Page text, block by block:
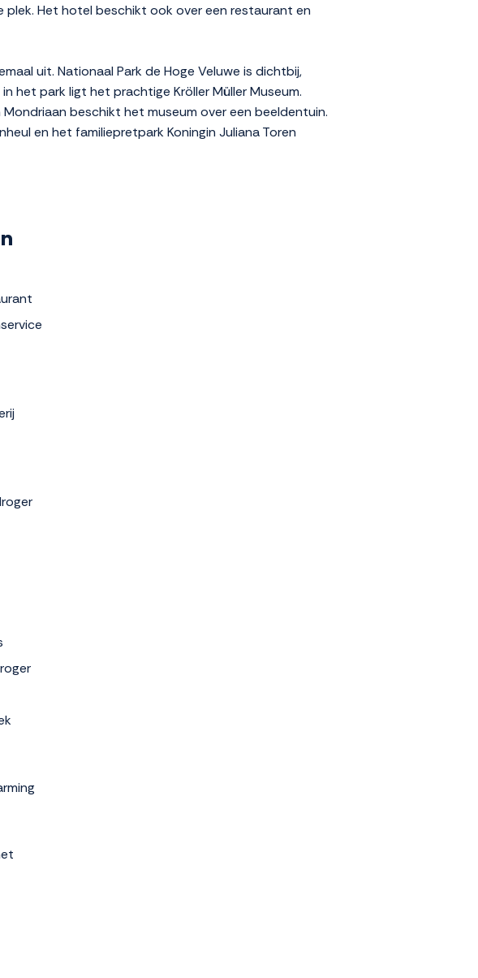
plek. Het hotel beschikt ook over een restaurant en
uit. Nationaal Park de Hoge Veluwe is dichtbij,
het park ligt het prachtige Kröller Müller Museum.
beschikt het museum over een beeldentuin.
en het familiepretpark Koningin Juliana Toren